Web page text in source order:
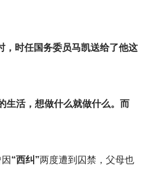
，时任国务委员马凯送给了他这
生活，想做什么就做什么。而
“西纠”两度遭到囚禁，父母也